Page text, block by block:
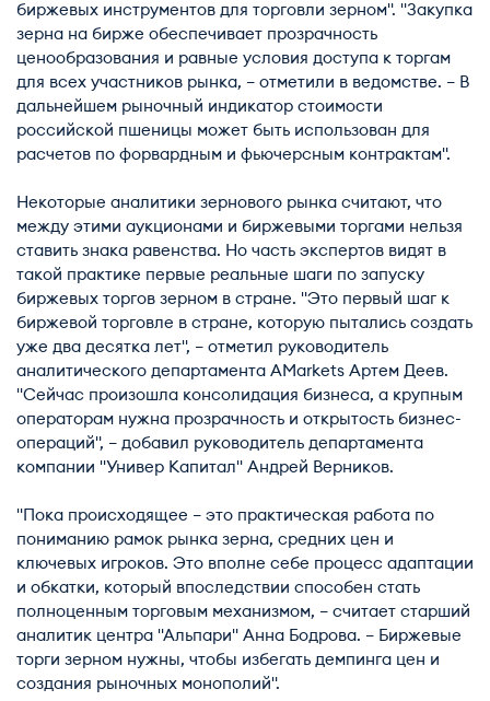
биржевых инструментов для торговли зерном". "Закупка
зерна на бирже обеспечивает прозрачность
ценообразования и равные условия доступа к торгам
для всех участников рынка, – отметили в ведомстве. – В
дальнейшем рыночный индикатор стоимости
российской пшеницы может быть использован для
расчетов по форвардным и фьючерсным контрактам".
Некоторые аналитики зернового рынка считают, что
между этими аукционами и биржевыми торгами нельзя
ставить знака равенства. Но часть экспертов видят в
такой практике первые реальные шаги по запуску
биржевых торгов зерном в стране. "Это первый шаг к
биржевой торговле в стране, которую пытались создать
уже два десятка лет", – отметил руководитель
аналитического департамента AMarkets Артем Деев.
"Сейчас произошла консолидация бизнеса, а крупным
операторам нужна прозрачность и открытость бизнес-
операций", – добавил руководитель департамента
компании "Универ Капитал" Андрей Верников.
"Пока происходящее – это практическая работа по
пониманию рамок рынка зерна, средних цен и
ключевых игроков. Это вполне себе процесс адаптации
и обкатки, который впоследствии способен стать
полноценным торговым механизмом, – считает старший
аналитик центра "Альпари" Анна Бодрова. – Биржевые
торги зерном нужны, чтобы избегать демпинга цен и
создания рыночных монополий".